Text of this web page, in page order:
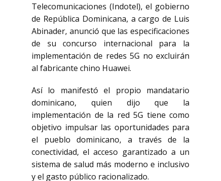
Telecomunicaciones (Indotel), el gobierno
de República Dominicana, a cargo de Luis
Abinader, anunció que las especificaciones
de su concurso internacional para la
implementación de redes 5G no excluirán
al fabricante chino Huawei.
Así lo manifestó el propio mandatario
dominicano, quien dijo que la
implementación de la red 5G tiene como
objetivo impulsar las oportunidades para
el pueblo dominicano, a través de la
conectividad, el acceso garantizado a un
sistema de salud más moderno e inclusivo
y el gasto público racionalizado.